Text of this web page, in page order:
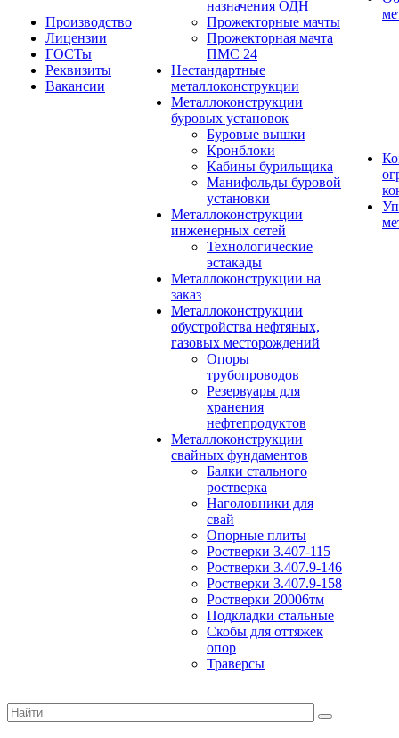
Производство
Лицензии
ГОСТы
Реквизиты
Вакансии
назначения ОДН
Прожекторные мачты
Прожекторная мачта
ПМС 24
Нестандартные
металлоконструкции
Металлоконструкции
буровых установок
Буровые вышки
Кронблоки
Кабины бурильщика
Манифольды буровой
установки
Металлоконструкции
инженерных сетей
Технологические
эстакады
Металлоконструкции на
заказ
Металлоконструкции
обустройства нефтяных,
газовых месторождений
Опоры
трубопроводов
Резервуары для
хранения
нефтепродуктов
Металлоконструкции
свайных фундаментов
Балки стального
ростверка
Наголовники для
свай
Опорные плиты
Ростверки 3.407-115
Ростверки 3.407.9-146
Ростверки 3.407.9-158
Ростверки 20006тм
Подкладки стальные
Скобы для оттяжек
опор
Траверсы